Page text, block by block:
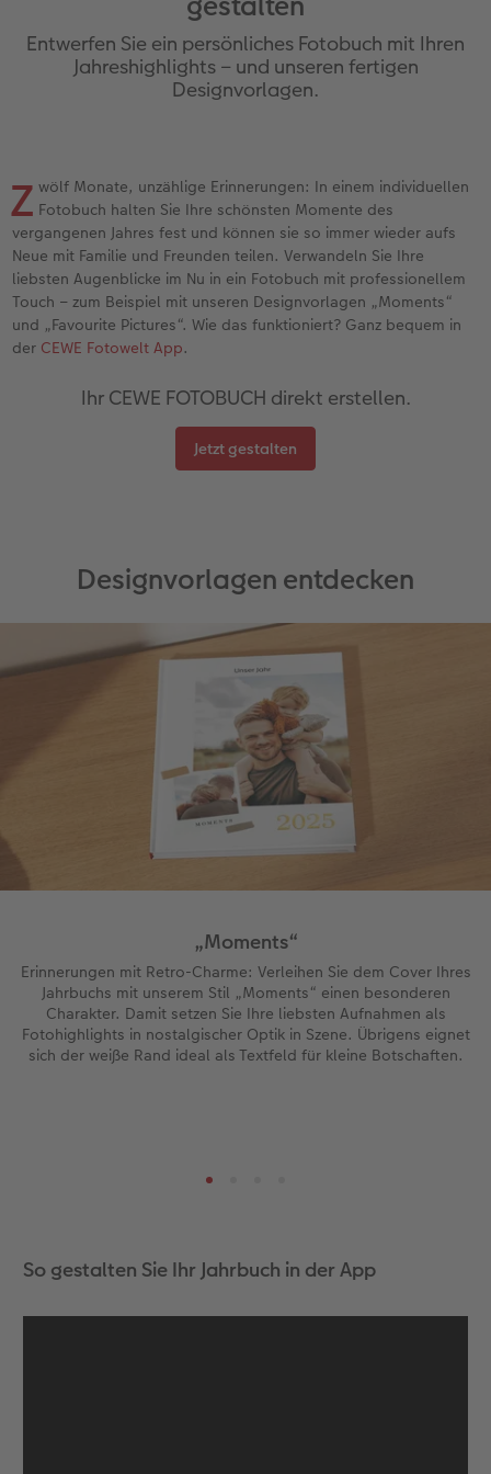
Jahrbuch gestalten
CEWE FOTOBUCH Kids
Designvorlagen
Foto-Kochbuch
Kundenbeispiele
CEWE myPhotos
Inspiration
Neuheiten
Nature Prints
Bilderboxen
Fotosets
Sofortfotos
Fotos digitalisieren
CEWE myPhotos
Photo Streetmap Poster
Acrylglas
Hartschaum
Gallery Print
hexxas
Wandgestaltung
Neuheiten
Extras
Dankeskarten Kommunion
Dankeskarten
Papierqualitäten
Klappkarten
Fotokarten
Karte mit Einsteckfoto
CEWE myPhotos
Neuheiten
Textilien
Schule & Büro
Handyhüllen
Faber-Castell
Haustierwelt
Kundenbeispiele
Neuheiten
Wandkalender mit Design
NEU: Wandkalender Fineline
Extras
CEWE myPhotos
Max Case
Smartflip
CEWE myPhotos
Neuheiten
nachhaltiger Schenken
Danke sagen
Inspiration
Kundenbeispiele
Entwerfen Sie ein persönliches Fotobuch mit Ihren
Jahreshighlights – und unseren fertigen
Designvorlagen.
Z wölf Monate, unzählige Erinnerungen: In einem individuellen
Fotobuch halten Sie Ihre schönsten Momente des
vergangenen Jahres fest und können sie so immer wieder aufs
Neue mit Familie und Freunden teilen. Verwandeln Sie Ihre
liebsten Augenblicke im Nu in ein Fotobuch mit professionellem
Touch – zum Beispiel mit unseren Designvorlagen „Moments“
und „Favourite Pictures“. Wie das funktioniert? Ganz bequem in
der CEWE Fotowelt App.
Ihr CEWE FOTOBUCH direkt erstellen.
Jetzt gestalten
Designvorlagen entdecken
„Moments“
Erinnerungen mit Retro-Charme: Verleihen Sie dem Cover Ihres
Jahrbuchs mit unserem Stil „Moments“ einen besonderen
Charakter. Damit setzen Sie Ihre liebsten Aufnahmen als
Fotohighlights in nostalgischer Optik in Szene. Übrigens eignet
sich der weiße Rand ideal als Textfeld für kleine Botschaften.
So gestalten Sie Ihr Jahrbuch in der App